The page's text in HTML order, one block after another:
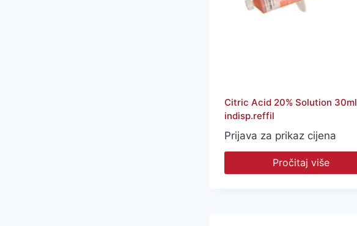
Citric Acid 20% Solution 30ml
indisp.reffil
Prijava za prikaz cijena
Pročitaj više